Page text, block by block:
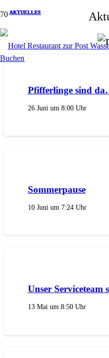
Buchen
AKTUELLES
Pfifferlinge sind
26 Juni um 8:00 Uhr
AKTUELLES
Sommerpause
10 Juni um 7:24 Uhr
AKTUELLES
Unser Serviceteam
13 Mai um 8:50 Uhr
AKTUELLES
AKTUELLES